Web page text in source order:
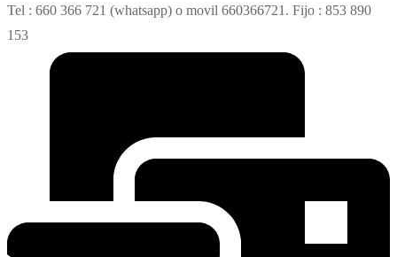
Tel : 660 366 721 (whatsapp) o movil 660366721. Fijo : 853 890
153